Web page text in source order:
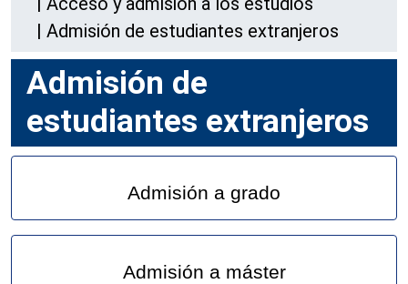
| Admisión de estudiantes extranjeros
Admisión de
estudiantes extranjeros
Admisión a grado
Admisión a máster